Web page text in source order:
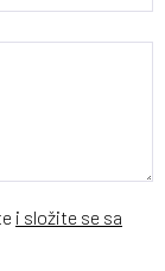
i složite se sa